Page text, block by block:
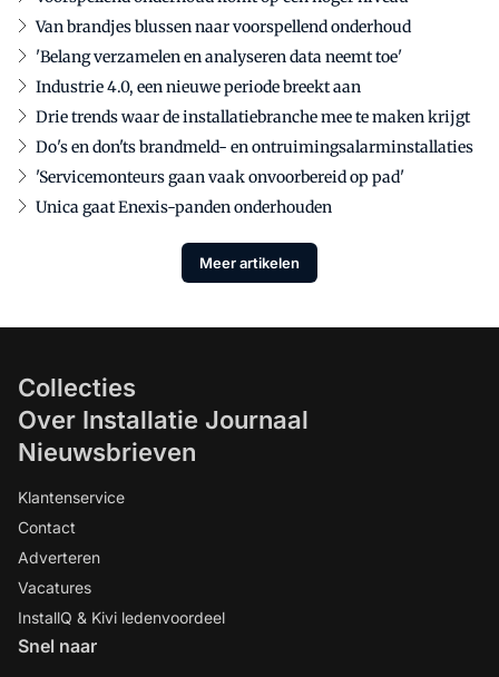
Van brandjes blussen naar voorspellend onderhoud
'Belang verzamelen en analyseren data neemt toe'
Industrie 4.0, een nieuwe periode breekt aan
Drie trends waar de installatiebranche mee te maken krijgt
Do's en don'ts brandmeld- en ontruimingsalarminstallaties
'Servicemonteurs gaan vaak onvoorbereid op pad'
Unica gaat Enexis-panden onderhouden
Meer artikelen
Collecties
Over Installatie Journaal
Nieuwsbrieven
Klantenservice
Contact
Adverteren
Vacatures
InstallQ & Kivi ledenvoordeel
Snel naar